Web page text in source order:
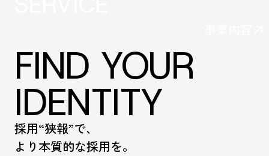
FIND YOUR
IDENTITY
採用“狭報”で、
より本質的な採用を。